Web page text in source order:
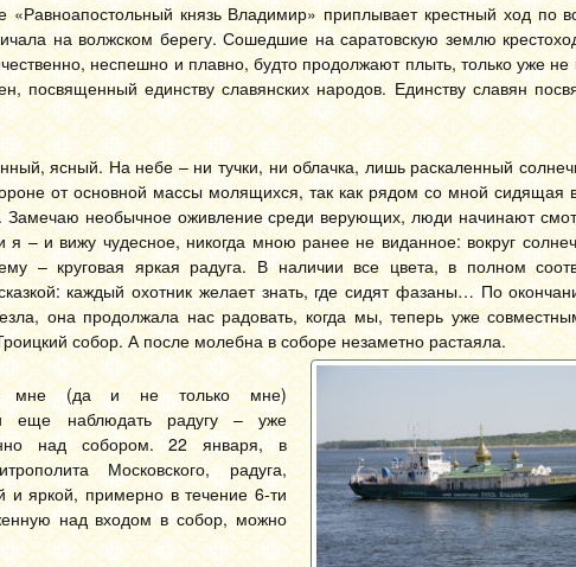
князь Владимир» приплывает крестный ход по
на волжском берегу. Сошедшие на саратовскую землю
неспешно и плавно, будто продолжают плыть, только уже
посвященный единству славянских народов. Единству славян
ясный. На небе – ни тучки, ни облачка, лишь раскаленный
от основной массы молящихся, так как рядом со мной сидящая
Замечаю необычное оживление среди верующих, люди начинают
– и вижу чудесное, никогда мною ранее не виданное: вокруг
– круговая яркая радуга. В наличии все цвета, в полном
каждый охотник желает знать, где сидят фазаны… По
она продолжала нас радовать, когда мы, теперь уже
собор. А после молебна в соборе незаметно растаяла.
мне (да и не только мне)
еще наблюдать радугу – уже
над собором. 22 января, в
Московского, радуга,
и яркой, примерно в течение 6-ти
над входом в собор, можно